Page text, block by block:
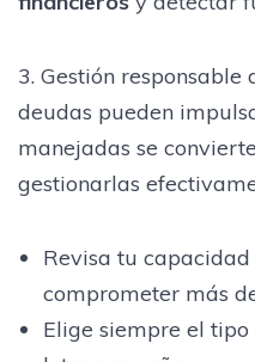
3. Gestión
deudas pueden
manejadas se
gestionarlas
Revisa tu
comprometer más
Elige siempre el